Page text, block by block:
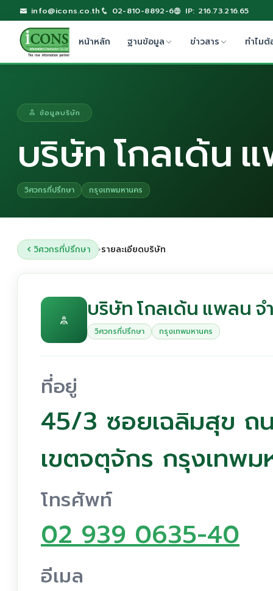
info@icons.co.th 02-810-8892-6 IP: 216.73.216.65
หน้าหลัก ฐานข้อมูล ข่าวสาร ทำไมต้
ข้อมูลบริษัท
บริษัท โกลเด้น
วิศวกรที่ปรึกษา กรุงเทพมหานคร
วิศวกรที่ปรึกษา ›รายละเอียดบริษัท
บริษัท โกลเด้น แพลน จ
วิศวกรที่ปรึกษา กรุงเทพมหานคร
ที่อยู่
45/3 ซอยเฉลิมสุข ถ
เขตจตุจักร กรุงเทพ
โทรศัพท์
02 939 0635-40
อีเมล